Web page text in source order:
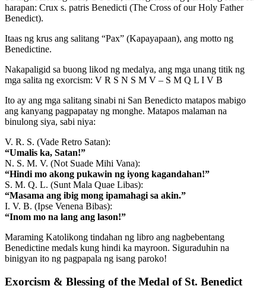
harapan: Crux s. patris Benedicti (The Cross of our Holy Father
Benedict).
Itaas ng krus ang salitang “Pax” (Kapayapaan), ang motto ng
Benedictine.
Nakapaligid sa buong likod ng medalya, ang mga unang titik ng
mga salita ng exorcism: V R S N S M V – S M Q L I V B
Ito ay ang mga salitang sinabi ni San Benedicto matapos mabigo
ang kanyang pagpapatay ng monghe. Matapos malaman na
binulong siya, sabi niya:
V. R. S. (Vade Retro Satan):
“Umalis ka, Satan!”
N. S. M. V. (Not Suade Mihi Vana):
“Hindi mo akong pukawin ng iyong kagandahan!”
S. M. Q. L. (Sunt Mala Quae Libas):
“Masama ang ibig mong ipamahagi sa akin.”
I. V. B. (Ipse Venena Bibas):
“Inom mo na lang ang lason!”
Maraming Katolikong tindahan ng libro ang nagbebentang
Benedictine medals kung hindi ka mayroon. Siguraduhin na
binigyan ito ng pagpapala ng isang paroko!
Exorcism & Blessing of the Medal of St. Benedict